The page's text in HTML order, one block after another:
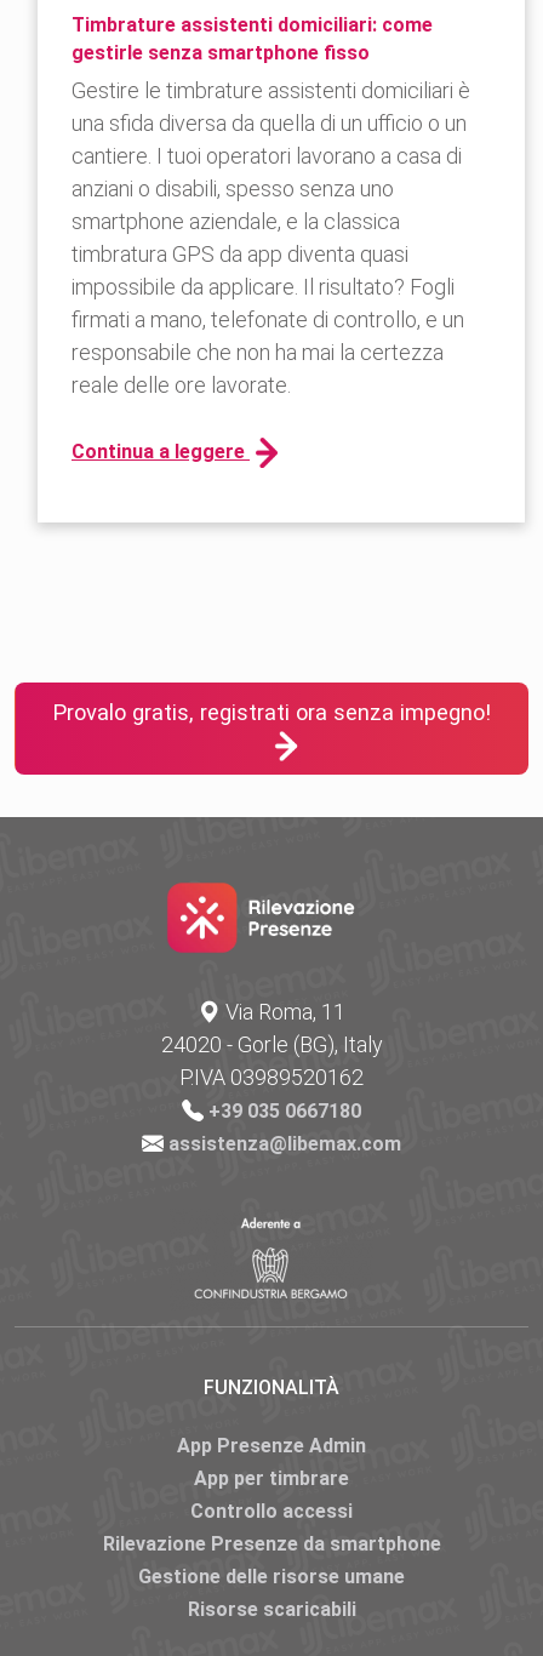
Timbrature assistenti domiciliari: come
gestirle senza smartphone fisso
Gestire le timbrature assistenti domiciliari è
una sfida diversa da quella di un ufficio o un
cantiere. I tuoi operatori lavorano a casa di
anziani o disabili, spesso senza uno
smartphone aziendale, e la classica
timbratura GPS da app diventa quasi
impossibile da applicare. Il risultato? Fogli
firmati a mano, telefonate di controllo, e un
responsabile che non ha mai la certezza
reale delle ore lavorate.
Continua a leggere
Provalo gratis, registrati ora senza impegno!
Via Roma, 11
24020 - Gorle (BG), Italy
P.IVA 03989520162
+39 035 0667180
assistenza@libemax.com
FUNZIONALITÀ
App Presenze Admin
App per timbrare
Controllo accessi
Rilevazione Presenze da smartphone
Gestione delle risorse umane
Risorse scaricabili